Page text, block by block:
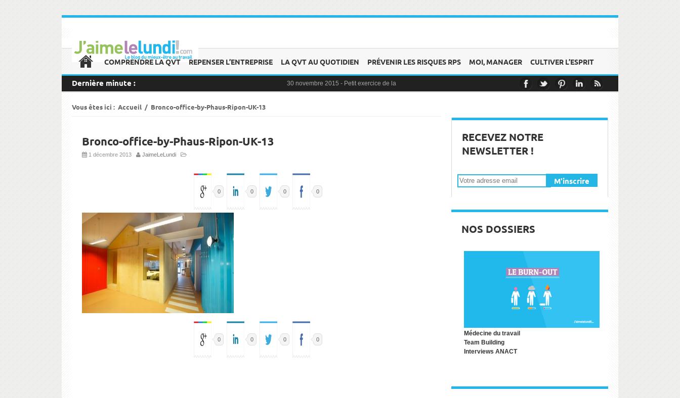
COMPRENDRE LA QVT REPENSER L’ENTREPRISE LA QVT AU QUOTIDIEN PRÉVENIR LES RISQUES RPS MOI, MANAGER CULTIVER L’ESPRIT
Dernière minute : 30 novembre 2015 -Petit exercice de la semaine : la clochette
30 novembre 2015 -Blague au bureau #9
Vous êtes ici : Accueil / Bronco-office-by-Phaus-Ripon-UK-13
Bronco-office-by-Phaus-Ripon-UK-13
1 décembre 2013 JaimeLeLundi
0 0 0 0
0 0 0 0
RECEVEZ NOTRE
NEWSLETTER !
NOS DOSSIERS
Médecine du travail
Team Building
Interviews ANACT